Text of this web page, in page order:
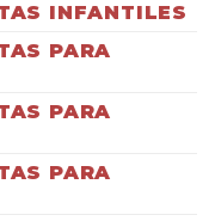
INFANTILES
PARA
PARA
PARA